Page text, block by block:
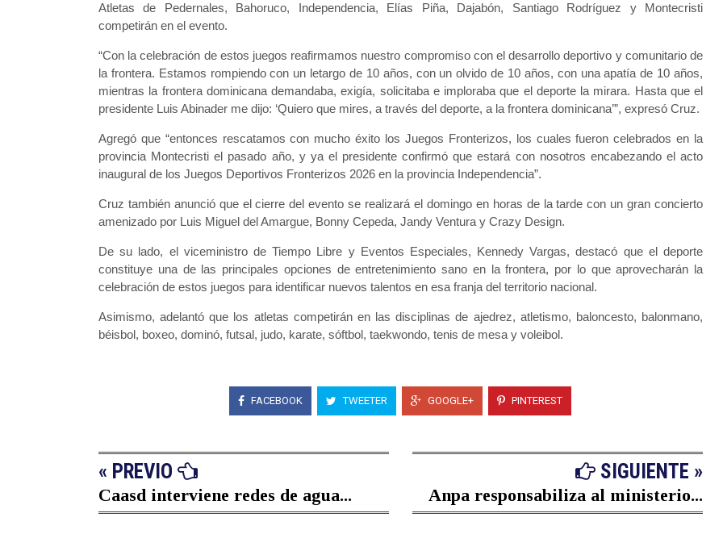
Atletas de Pedernales, Bahoruco, Independencia, Elías Piña, Dajabón, Santiago Rodríguez y Montecristi
competirán en el evento.
“Con la celebración de estos juegos reafirmamos nuestro compromiso con el desarrollo deportivo y comunitario de
la frontera. Estamos rompiendo con un letargo de 10 años, con un olvido de 10 años, con una apatía de 10 años,
mientras la frontera dominicana demandaba, exigía, solicitaba e imploraba que el deporte la mirara. Hasta que el
presidente Luis Abinader me dijo: ‘Quiero que mires, a través del deporte, a la frontera dominicana’”, expresó Cruz.
Agregó que “entonces rescatamos con mucho éxito los Juegos Fronterizos, los cuales fueron celebrados en la
provincia Montecristi el pasado año, y ya el presidente confirmó que estará con nosotros encabezando el acto
inaugural de los Juegos Deportivos Fronterizos 2026 en la provincia Independencia”.
Cruz también anunció que el cierre del evento se realizará el domingo en horas de la tarde con un gran concierto
amenizado por Luis Miguel del Amargue, Bonny Cepeda, Jandy Ventura y Crazy Design.
De su lado, el viceministro de Tiempo Libre y Eventos Especiales, Kennedy Vargas, destacó que el deporte
constituye una de las principales opciones de entretenimiento sano en la frontera, por lo que aprovecharán la
celebración de estos juegos para identificar nuevos talentos en esa franja del territorio nacional.
Asimismo, adelantó que los atletas competirán en las disciplinas de ajedrez, atletismo, baloncesto, balonmano,
béisbol, boxeo, dominó, futsal, judo, karate, sóftbol, taekwondo, tenis de mesa y voleibol.
FACEBOOK TWEETER GOOGLE+ PINTEREST
« PREVIO
Caasd interviene redes de agua...
SIGUIENTE »
Anpa responsabiliza al ministerio...